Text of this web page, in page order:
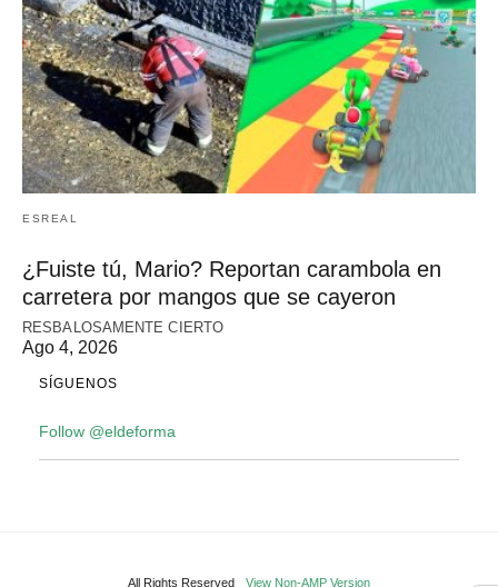
ESREAL
¿Fuiste tú, Mario? Reportan carambola en
carretera por mangos que se cayeron
RESBALOSAMENTE CIERTO
Ago 4, 2026
SÍGUENOS
Follow @eldeforma
All Rights Reserved View Non-AMP Version